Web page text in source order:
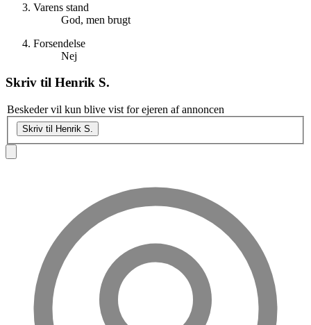
Varens stand
God, men brugt
Forsendelse
Nej
Skriv til Henrik S.
Beskeder vil kun blive vist for ejeren af annoncen
Skriv til Henrik S.